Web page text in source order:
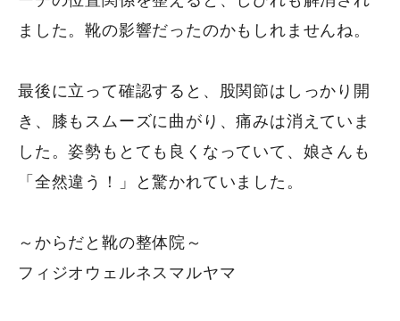
ました。靴の影響だったのかもしれませんね。
最後に立って確認すると、股関節はしっかり開
き、膝もスムーズに曲がり、痛みは消えていま
した。姿勢もとても良くなっていて、娘さんも
「全然違う！」と驚かれていました。
～からだと靴の整体院～
フィジオウェルネスマルヤマ